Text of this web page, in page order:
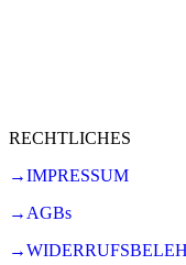
RECHTLICHES
→IMPRESSUM
→AGBs